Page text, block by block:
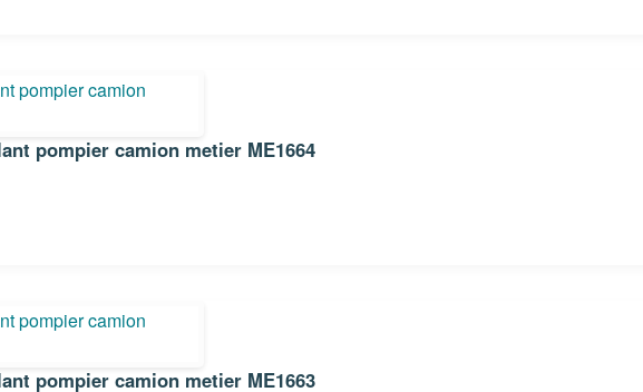
Sticker Autocollant pompier camion metier ME1664
Sticker Autocollant pompier camion metier ME1663